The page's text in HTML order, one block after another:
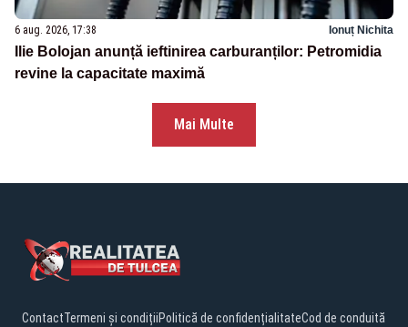
6 aug. 2026, 17:38 Ionuț Nichita
Ilie Bolojan anunță ieftinirea carburanților: Petromidia
revine la capacitate maximă
Mai Multe
ContactTermeni și condițiiPolitică de confidențialitateCod de conduită